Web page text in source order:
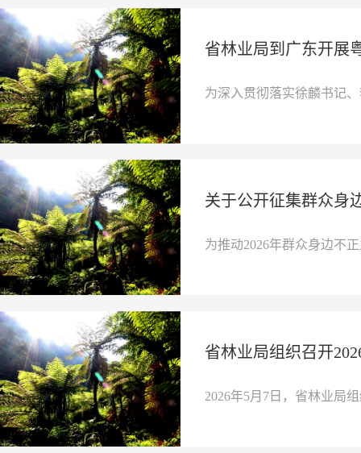
省林业局到广东开展
为深入贯彻落实徐麟书记
关于公开征集群众身
为推动2026年群众身边不
省林业局组织召开
2026年5月7日，省林业局